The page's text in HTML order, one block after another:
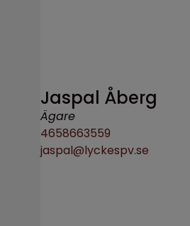
Jaspal Åberg
Ägare
4658663559
jaspal@lyckespv.se